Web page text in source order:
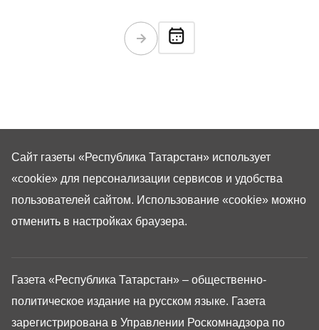
Газета «Республика Татарстан» – общественно-
политическое издание на русском языке. Газета
зарегистрирована в Управлении Роскомнадзора по
Сайт газеты «Республика Татарстан» использует
«cookie» для персонализации сервисов и удобства
пользователей сайтом. Использование «cookie» можно
отменить в настройках браузера.